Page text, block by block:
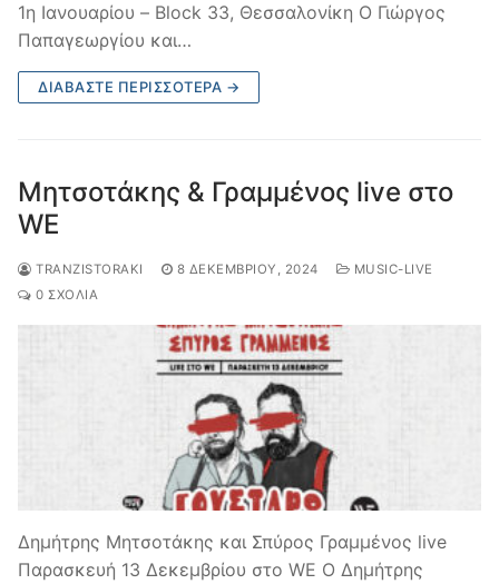
1η Ιανουαρίου – Block 33, Θεσσαλονίκη Ο Γιώργος
Παπαγεωργίου και…
ΔΙΑΒΆΣΤΕ ΠΕΡΙΣΣΌΤΕΡΑ →
Μητσοτάκης & Γραμμένος live στο
WE
TRANZISTORAKI 8 ΔΕΚΕΜΒΡΊΟΥ, 2024
MUSIC-LIVE
0 ΣΧΌΛΙΑ
Δημήτρης Μητσοτάκης και Σπύρος Γραμμένος live
Παρασκευή 13 Δεκεμβρίου στο WE Ο Δημήτρης